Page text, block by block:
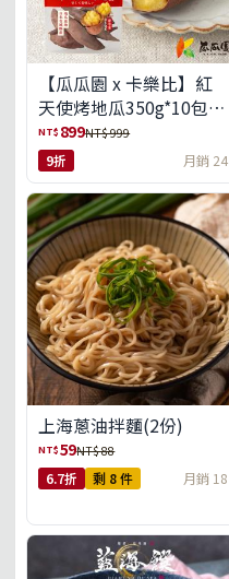
【瓜瓜園 x 卡樂比】紅
天使烤地瓜350g*10包
(免運組)
NT$ 899NT$ 999
9折 月銷 24
上海蔥油拌麵(2份)
NT$59NT$ 88
6.7折 剩 8 件 月銷 18